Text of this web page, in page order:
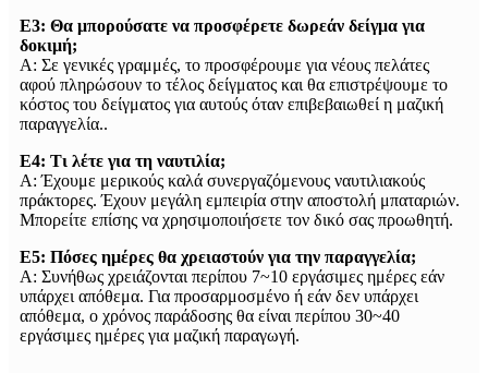
Ε3: Θα μπορούσατε να προσφέρετε δωρεάν δείγμα για
δοκιμή;
Α: Σε γενικές γραμμές, το προσφέρουμε για νέους πελάτες
αφού πληρώσουν το τέλος δείγματος και θα επιστρέψουμε το
κόστος του δείγματος για αυτούς όταν επιβεβαιωθεί η μαζική
παραγγελία..
Ε4: Τι λέτε για τη ναυτιλία;
Α: Έχουμε μερικούς καλά συνεργαζόμενους ναυτιλιακούς
πράκτορες. Έχουν μεγάλη εμπειρία στην αποστολή μπαταριών.
Μπορείτε επίσης να χρησιμοποιήσετε τον δικό σας προωθητή.
Ε5: Πόσες ημέρες θα χρειαστούν για την παραγγελία;
Α: Συνήθως χρειάζονται περίπου 7~10 εργάσιμες ημέρες εάν
υπάρχει απόθεμα. Για προσαρμοσμένο ή εάν δεν υπάρχει
απόθεμα, ο χρόνος παράδοσης θα είναι περίπου 30~40
εργάσιμες ημέρες για μαζική παραγωγή.